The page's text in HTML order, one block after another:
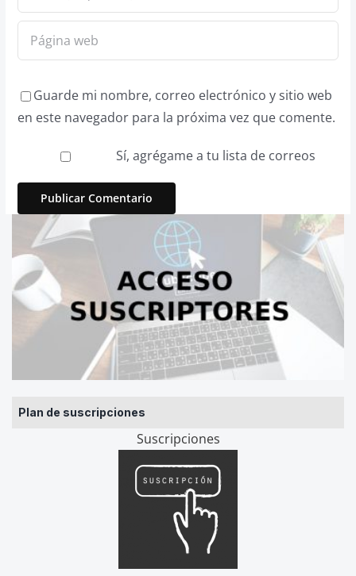
Plan de suscripciones
Suscripciones
Guarde mi nombre, correo electrónico y sitio web
en este navegador para la próxima vez que comente.
Sí, agrégame a tu lista de correos